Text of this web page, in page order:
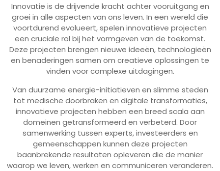
Innovatie is de drijvende kracht achter vooruitgang en
groei in alle aspecten van ons leven. In een wereld die
voortdurend evolueert, spelen innovatieve projecten
een cruciale rol bij het vormgeven van de toekomst.
Deze projecten brengen nieuwe ideeën, technologieën
en benaderingen samen om creatieve oplossingen te
vinden voor complexe uitdagingen.
Van duurzame energie-initiatieven en slimme steden
tot medische doorbraken en digitale transformaties,
innovatieve projecten hebben een breed scala aan
domeinen getransformeerd en verbeterd. Door
samenwerking tussen experts, investeerders en
gemeenschappen kunnen deze projecten
baanbrekende resultaten opleveren die de manier
waarop we leven, werken en communiceren veranderen.